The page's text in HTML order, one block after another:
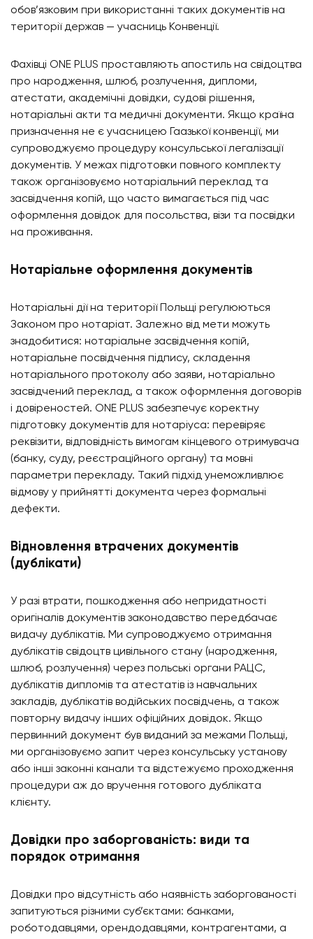
обов’язковим при використанні таких документів на
території держав — учасниць Конвенції.
Фахівці ONE PLUS проставляють апостиль на свідоцтва
про народження, шлюб, розлучення, дипломи,
атестати, академічні довідки, судові рішення,
нотаріальні акти та медичні документи. Якщо країна
призначення не є учасницею Гаазької конвенції, ми
супроводжуємо процедуру консульської легалізації
документів. У межах підготовки повного комплекту
також організовуємо нотаріальний переклад та
засвідчення копій, що часто вимагається під час
оформлення довідок для посольства, візи та посвідки
на проживання.
Нотаріальне оформлення документів
Нотаріальні дії на території Польщі регулюються
Законом про нотаріат. Залежно від мети можуть
знадобитися: нотаріальне засвідчення копій,
нотаріальне посвідчення підпису, складення
нотаріального протоколу або заяви, нотаріально
засвідчений переклад, а також оформлення договорів
і довіреностей. ONE PLUS забезпечує коректну
підготовку документів для нотаріуса: перевіряє
реквізити, відповідність вимогам кінцевого отримувача
(банку, суду, реєстраційного органу) та мовні
параметри перекладу. Такий підхід унеможливлює
відмову у прийнятті документа через формальні
дефекти.
Відновлення втрачених документів
(дублікати)
У разі втрати, пошкодження або непридатності
оригіналів документів законодавство передбачає
видачу дублікатів. Ми супроводжуємо отримання
дублікатів свідоцтв цивільного стану (народження,
шлюб, розлучення) через польські органи РАЦС,
дублікатів дипломів та атестатів із навчальних
закладів, дублікатів водійських посвідчень, а також
повторну видачу інших офіційних довідок. Якщо
первинний документ був виданий за межами Польщі,
ми організовуємо запит через консульську установу
або інші законні канали та відстежуємо проходження
процедури аж до вручення готового дубліката
клієнту.
Довідки про заборгованість: види та
порядок отримання
Довідки про відсутність або наявність заборгованості
запитуються різними суб’єктами: банками,
роботодавцями, орендодавцями, контрагентами, а